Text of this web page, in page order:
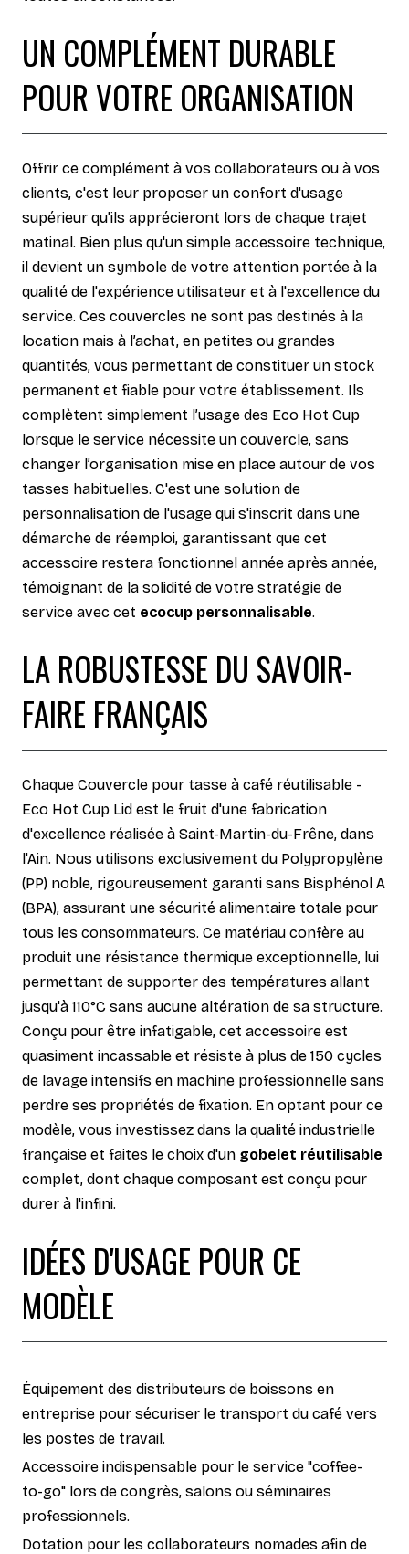
UN COMPLÉMENT DURABLE
POUR VOTRE ORGANISATION
Offrir ce complément à vos collaborateurs ou à vos
clients, c'est leur proposer un confort d'usage
supérieur qu'ils apprécieront lors de chaque trajet
matinal. Bien plus qu'un simple accessoire technique,
il devient un symbole de votre attention portée à la
qualité de l'expérience utilisateur et à l'excellence du
service. Ces couvercles ne sont pas destinés à la
location mais à l’achat, en petites ou grandes
quantités, vous permettant de constituer un stock
permanent et fiable pour votre établissement. Ils
complètent simplement l’usage des Eco Hot Cup
lorsque le service nécessite un couvercle, sans
changer l’organisation mise en place autour de vos
tasses habituelles. C'est une solution de
personnalisation de l'usage qui s'inscrit dans une
démarche de réemploi, garantissant que cet
accessoire restera fonctionnel année après année,
témoignant de la solidité de votre stratégie de
service avec cet ecocup personnalisable.
LA ROBUSTESSE DU SAVOIR-
FAIRE FRANÇAIS
Chaque Couvercle pour tasse à café réutilisable -
Eco Hot Cup Lid est le fruit d'une fabrication
d'excellence réalisée à Saint-Martin-du-Frêne, dans
l'Ain. Nous utilisons exclusivement du Polypropylène
(PP) noble, rigoureusement garanti sans Bisphénol A
(BPA), assurant une sécurité alimentaire totale pour
tous les consommateurs. Ce matériau confère au
produit une résistance thermique exceptionnelle, lui
permettant de supporter des températures allant
jusqu'à 110°C sans aucune altération de sa structure.
Conçu pour être infatigable, cet accessoire est
quasiment incassable et résiste à plus de 150 cycles
de lavage intensifs en machine professionnelle sans
perdre ses propriétés de fixation. En optant pour ce
modèle, vous investissez dans la qualité industrielle
française et faites le choix d'un gobelet réutilisable
complet, dont chaque composant est conçu pour
durer à l'infini.
IDÉES D'USAGE POUR CE
MODÈLE
Équipement des distributeurs de boissons en
entreprise pour sécuriser le transport du café vers
les postes de travail.
Accessoire indispensable pour le service "coffee-
to-go" lors de congrès, salons ou séminaires
professionnels.
Dotation pour les collaborateurs nomades afin de